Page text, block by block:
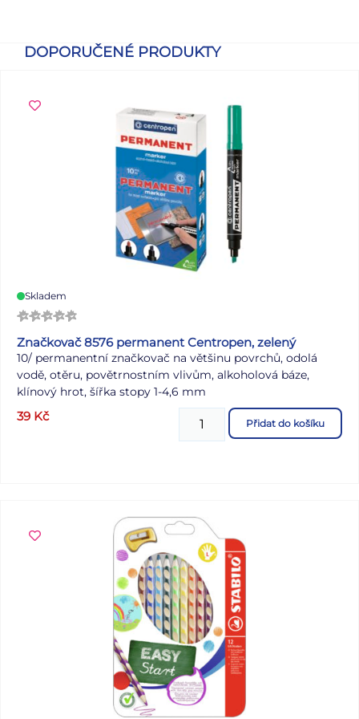
DOPORUČENÉ PRODUKTY
Skladem
Značkovač 8576 permanent Centropen, zelený
10/ permanentní značkovač na většinu povrchů, odolá
vodě, otěru, povětrnostním vlivům, alkoholová báze,
klínový hrot, šířka stopy 1-4,6 mm
39 Kč Přidat do košíku